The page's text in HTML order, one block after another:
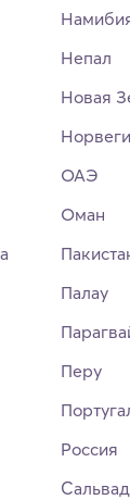
Непал
Новая
ОАЭ
Оман
Палау
Перу
Россия